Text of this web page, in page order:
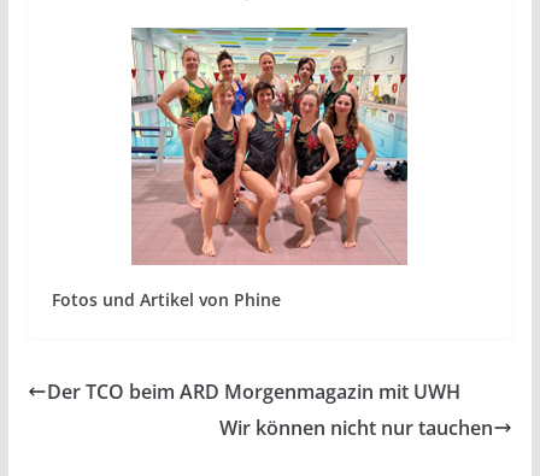
Fotos und Artikel von Phine
Der TCO beim ARD Morgenmagazin mit UWH
Wir können nicht nur tauchen